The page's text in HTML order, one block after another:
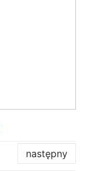
następny